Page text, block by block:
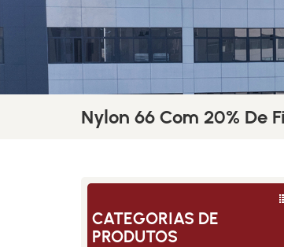
Nylon 66 Com 20% De
CATEGORIAS DE
PRODUTOS